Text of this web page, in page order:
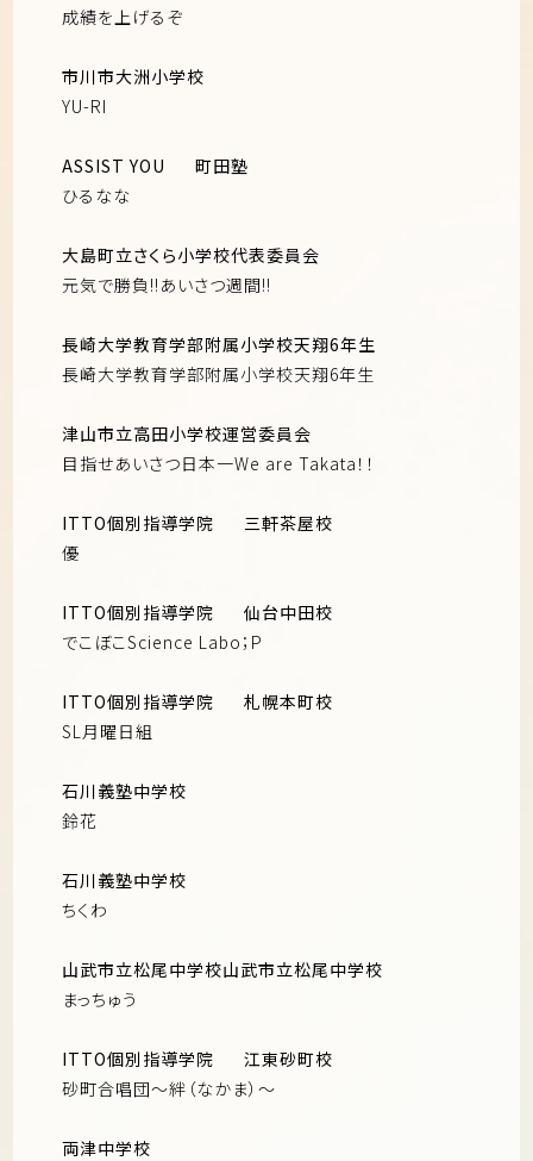
成績を上げるぞ
市川市大洲小学校
YU-RI
ASSIST YOU
町田塾
ひるなな
大島町立さくら小学校代表委員会
元気で勝負!!あいさつ週間!!
長崎大学教育学部附属小学校天翔6年生
長崎大学教育学部附属小学校天翔6年生
津山市立高田小学校運営委員会
目指せあいさつ日本一We are Takata！！
ITTO個別指導学院
三軒茶屋校
優
ITTO個別指導学院
仙台中田校
でこぼこScience Labo；P
ITTO個別指導学院
札幌本町校
SL月曜日組
石川義塾中学校
鈴花
石川義塾中学校
ちくわ
山武市立松尾中学校山武市立松尾中学校
まっちゅう
ITTO個別指導学院
江東砂町校
砂町合唱団〜絆（なかま）〜
両津中学校